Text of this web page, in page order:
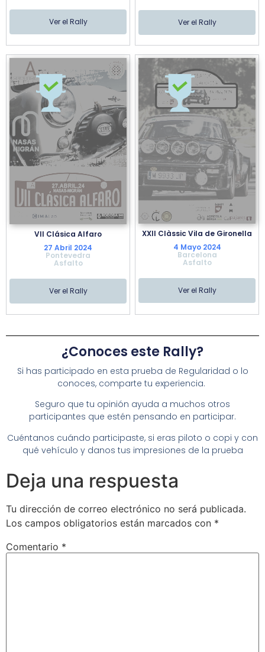
Ver el Rally Ver el Rally
VII Clásica Alfaro
27 Abril 2024
Pontevedra
Asfalto
Ver el Rally
XXII Clàssic Vila de Gironella
4 Mayo 2024
Barcelona
Asfalto
Ver el Rally
¿Conoces este Rally?
Si has participado en esta prueba de Regularidad o lo
conoces, comparte tu experiencia.
Seguro que tu opinión ayuda a muchos otros
participantes que estén pensando en participar.
Cuéntanos cuándo participaste, si eras piloto o copi y con
qué vehículo y danos tus impresiones de la prueba
Deja una respuesta
Tu dirección de correo electrónico no será publicada.
Los campos obligatorios están marcados con *
Comentario *